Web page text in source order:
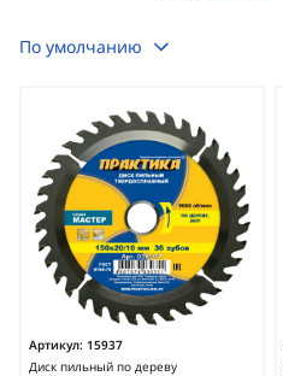
По умолчанию
Артикул: 15937
Диск пильный по дереву